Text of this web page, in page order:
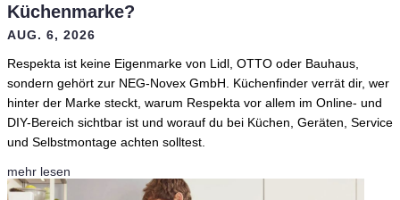
Küchenmarke?
AUG. 6, 2026
Respekta ist keine Eigenmarke von Lidl, OTTO oder Bauhaus,
sondern gehört zur NEG-Novex GmbH. Küchenfinder verrät dir, wer
hinter der Marke steckt, warum Respekta vor allem im Online- und
DIY-Bereich sichtbar ist und worauf du bei Küchen, Geräten, Service
und Selbstmontage achten solltest.
mehr lesen